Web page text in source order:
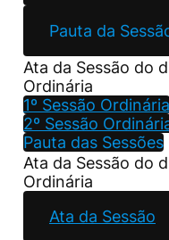
Pauta da
Ata da Sessão do
Ordinária
1º Sessão Ordinária
2º Sessão
Pauta das Sessões
Ata da Sessão do
Ordinária
Ata da Sessão